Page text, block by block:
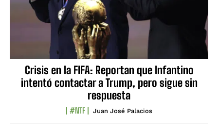
Crisis en la FIFA: Reportan que Infantino
intentó contactar a Trump, pero sigue sin
respuesta
#NTF Juan José Palacios